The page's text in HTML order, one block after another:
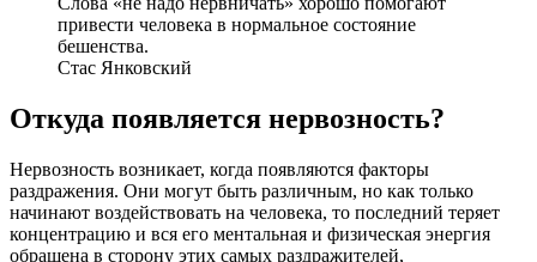
привести человека в нормальное состояние
бешенства.
Стас Янковский
Откуда появляется нервозность?
Нервозность возникает, когда появляются факторы
раздражения. Они могут быть различным, но как только
начинают воздействовать на человека, то последний теряет
концентрацию и вся его ментальная и физическая энергия
обращена в сторону этих самых раздражителей,